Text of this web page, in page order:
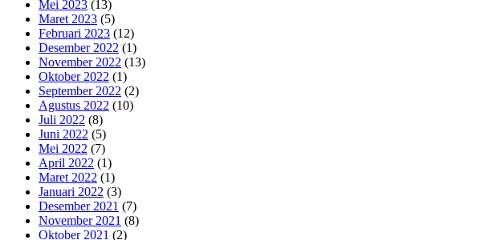
Mei 2023 (13)
Maret 2023 (5)
Februari 2023 (12)
Desember 2022 (1)
November 2022 (13)
Oktober 2022 (1)
September 2022 (2)
Agustus 2022 (10)
Juli 2022 (8)
Juni 2022 (5)
Mei 2022 (7)
April 2022 (1)
Maret 2022 (1)
Januari 2022 (3)
Desember 2021 (7)
November 2021 (8)
Oktober 2021 (2)